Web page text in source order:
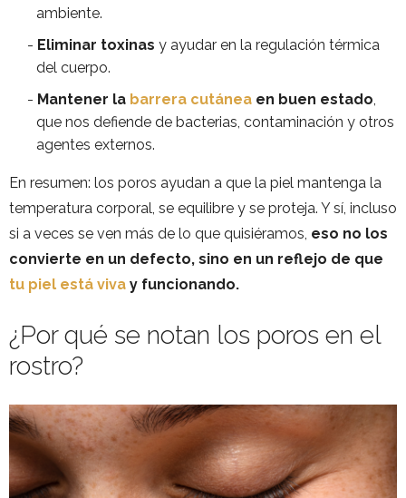
ambiente.
Eliminar toxinas y ayudar en la regulación térmica
del cuerpo.
Mantener la barrera cutánea en buen estado
que nos defiende de bacterias, contaminación y otros
agentes externos.
En resumen: los poros ayudan a que la piel mantenga la
temperatura corporal, se equilibre y se proteja. Y sí, incluso
si a veces se ven más de lo que quisiéramos, eso no los
convierte en un defecto, sino en un reflejo de que
tu piel está viva y funcionando.
¿Por qué se notan los poros en el
rostro?